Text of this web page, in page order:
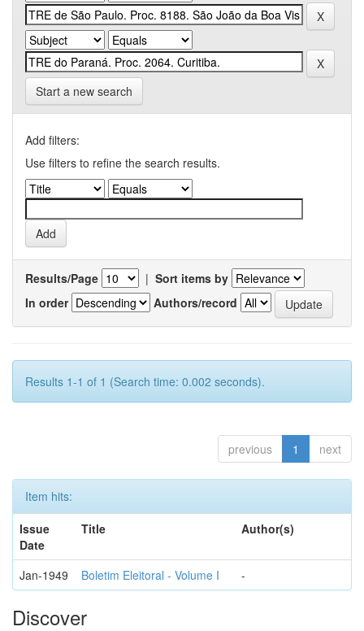
Start a new search
Add filters:
Use filters to refine the search results.
Results/Page | Sort items by
In order
Authors/record
Results 1-1 of 1 (Search time: 0.002 seconds).
previous 1 next
Item hits:
Issue
Date
Title Author(s)
Jan-1949 Boletim Eleitoral - Volume I -
Discover